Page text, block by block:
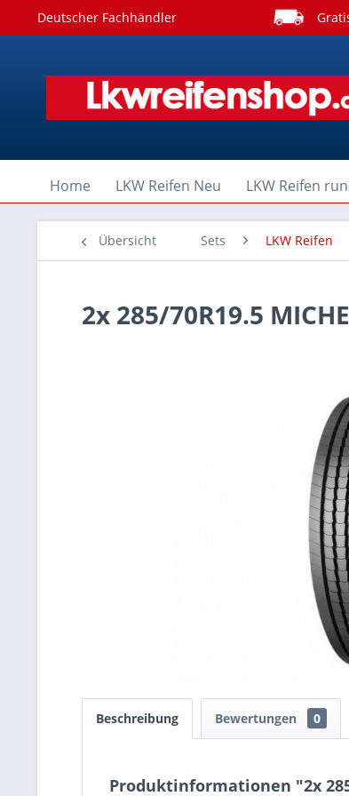
Deutscher Fachhändler
Home LKW Reifen Neu LKW Reifen
Übersicht Sets LKW Reifen
2x 285/70R19.5
Beschreibung Bewertungen 0
Produktinformationen "2x